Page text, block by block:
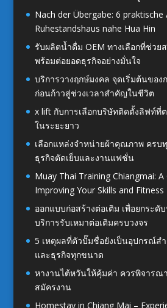
Nach der Übergabe: 6
Ruhestandshaus nahe Hua Hin
รับผลิตน้ำดื่ม OEM ทางเลือกที่ช่วย
พร้อมต่อยอดธุรกิจอย่างมั่นใจ
บริการวางฤกษ์มงคล จุดเริ่มต้นของ
ก่อนก้าวสู่ช่วงเวลาสำคัญในชีวิต
x lift กับการเลือกบริษัทติดตั้งลิฟท์ที่
ในระยะยาว
เลือกแหล่งจำหน่ายผ้าคุณภาพ ครบ
ธุรกิจตัดเย็บและงานแฟชั่น
Muay Thai Training Chiangmai:
Improving Your Skills and Fitness
ออกแบบก่อสร้างต่อเติม เพื่อยกระดั
บริการรับเหมาต่อเติมครบวงจร
5 เหตุผลที่ตัวปั๊มชื่อยังเป็นอุปกรณ์ส
และธุรกิจทุกขนาด
หางานไต้หวันให้คุ้มค่า ควรพิจารณ
สมัครงาน
Homestay in Chiang Mai –